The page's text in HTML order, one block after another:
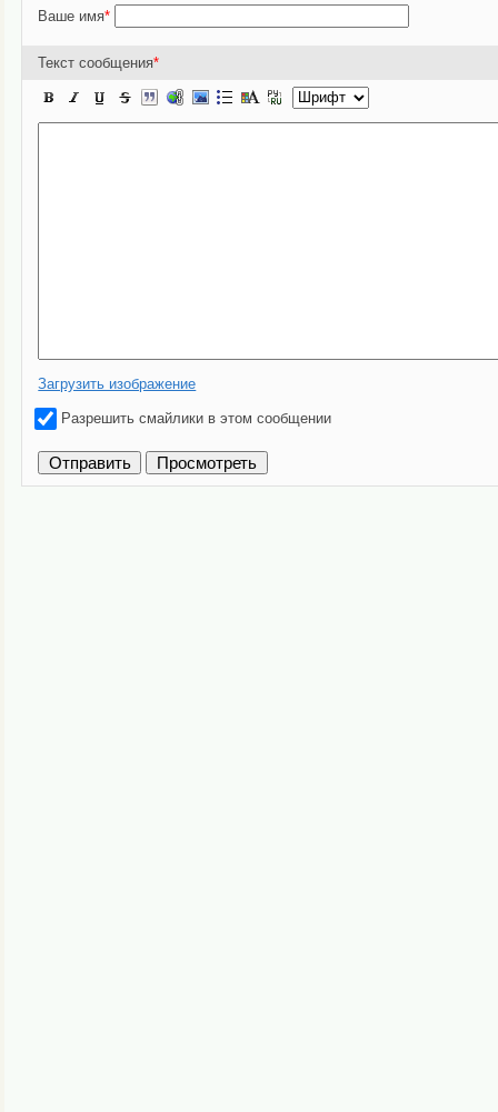
Ваше имя*
Текст сообщения*
Загрузить изображение
Разрешить смайлики в этом сообщении